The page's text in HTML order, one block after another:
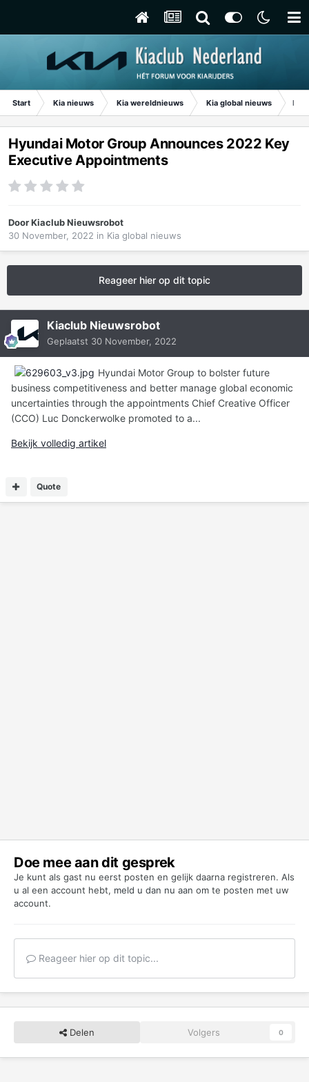
Start Kia nieuws Kia wereldnieuws Kia global nieuws
Hyundai Motor Group Announces 2022 Key
Executive Appointments
DoorKiaclub Nieuwsrobot
30 November, 2022 in Kia global nieuws
Reageer hier op dit topic
Kiaclub Nieuwsrobot
Geplaatst 30 November, 2022
Hyundai Motor Group to bolster future
business competitiveness and better manage global economic
uncertainties through the appointments Chief Creative Officer
(CCO) Luc Donckerwolke promoted to a...
Bekijk volledig artikel
Quote
Doe mee aan dit gesprek
Je kunt als gast nu eerst posten en gelijk daarna registreren. Als
u al een account hebt, meld u dan nu aan om te posten met uw
account.
Reageer hier op dit topic...
Delen Volgers 0